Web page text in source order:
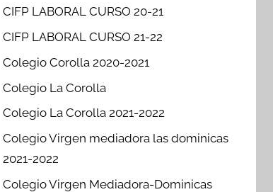
CIFP LABORAL CURSO 20-21
CIFP LABORAL CURSO 21-22
Colegio Corolla 2020-2021
Colegio La Corolla
Colegio La Corolla 2021-2022
Colegio Virgen mediadora las dominicas
2021-2022
Colegio Virgen Mediadora-Dominicas